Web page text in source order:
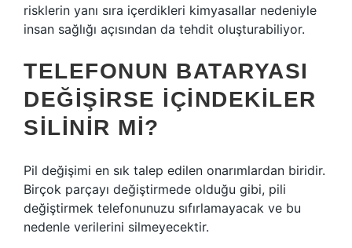
risklerin yanı sıra içerdikleri kimyasallar nedeniyle
insan sağlığı açısından da tehdit oluşturabiliyor.
TELEFONUN BATARYASI
DEĞIŞIRSE IÇINDEKILER
SILINIR MI?
Pil değişimi en sık talep edilen onarımlardan biridir.
Birçok parçayı değiştirmede olduğu gibi, pili
değiştirmek telefonunuzu sıfırlamayacak ve bu
nedenle verilerini silmeyecektir.